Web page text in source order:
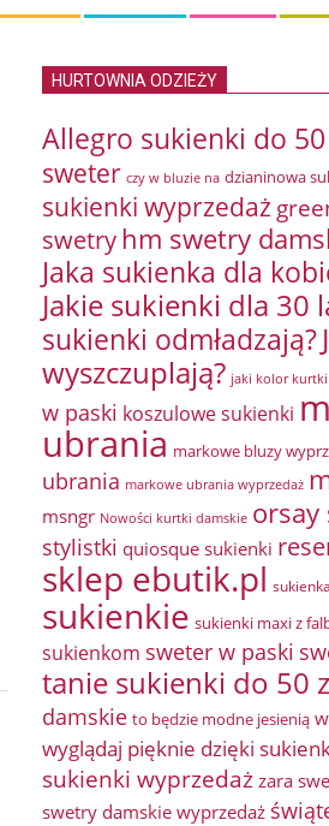
HURTOWNIA ODZIEŻY
Allegro sukienki do 50
sweter czy w bluzie na dzianinowa
sukienki wyprzedaż
swetryhm swetry
Jaka sukienka dla
Jakie sukienki dla 30
sukienki odmładzają?
wyszczuplają? jaki kolor kurtki
w paski koszulowe sukienki
ubrania markowe bluzy
ubrania markowe ubrania wyprzedaż
msngr Nowości kurtki damskie orsay
stylistki quiosque sukienki
sklep ebutik.pl
sukienkie sukienki maxi z
sukienkom sweter w paski
tanie sukienki do 50
damskie to będzie modne jesienią
wyglądaj pięknie dzięki
sukienki wyprzedażzara
swetry damskie wyprzedaż